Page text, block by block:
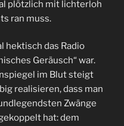
plötzlich mit lichterloh
ran muss.
hektisch das Radio
Geräusch“ war.
im Blut steigt
realisieren, dass man
Zwänge
hat: dem